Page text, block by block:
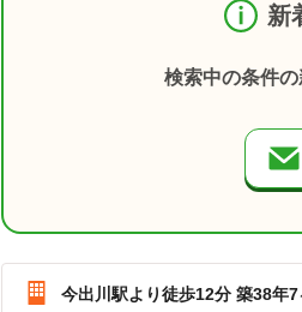
新
検索中の条件
今出川駅より徒歩12分 築38年